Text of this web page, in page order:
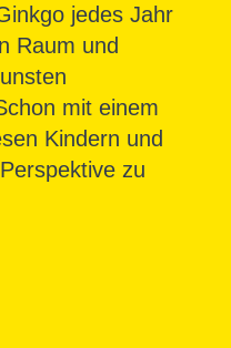
jedes Jahr
Raum und
mit einem
Kindern und
zu